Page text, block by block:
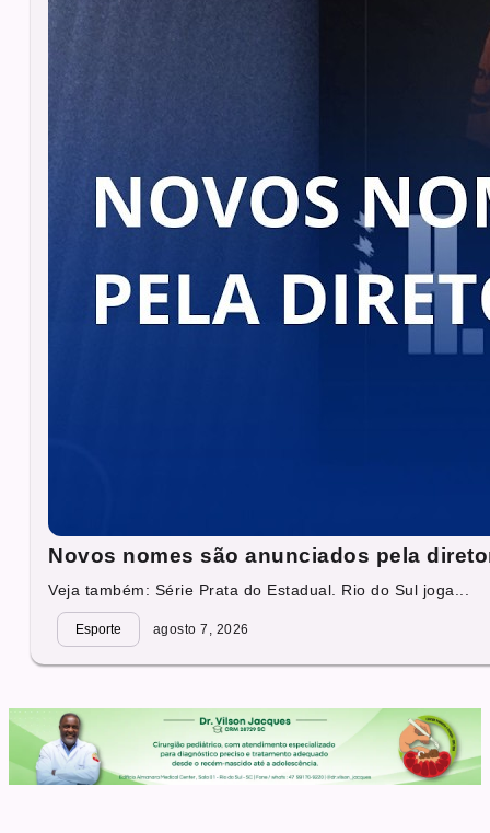
Novos nomes são anunciados pela
Veja também: Série Prata do Estadual. Rio do Sul joga...
Esporte agosto 7, 2026